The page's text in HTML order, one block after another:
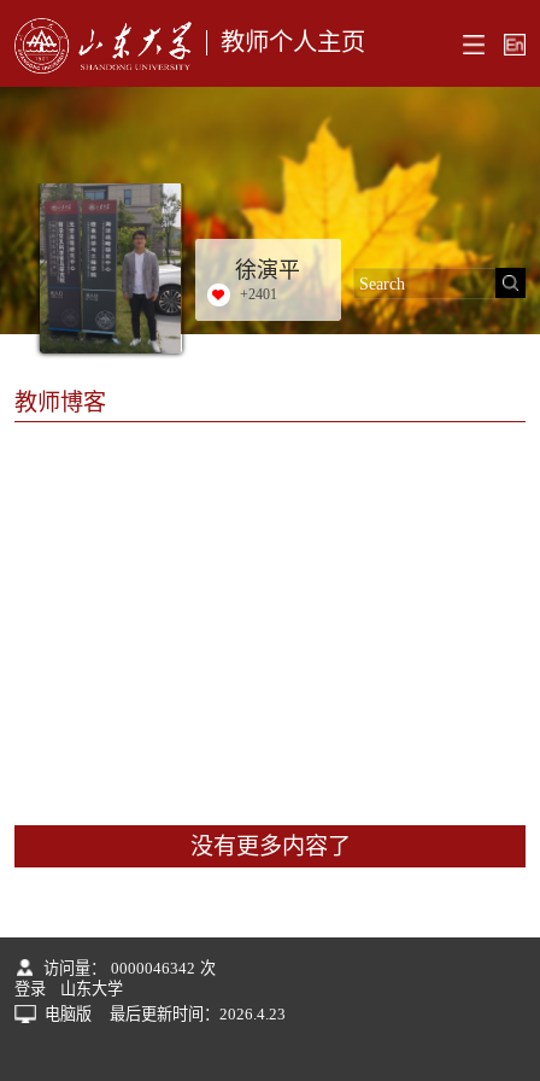
教师个人主页
徐演平
+2401
教师博客
没有更多内容了
访问量： 0000046342 次
登录
山东大学
电脑版
最后更新时间： 2026 4. 23